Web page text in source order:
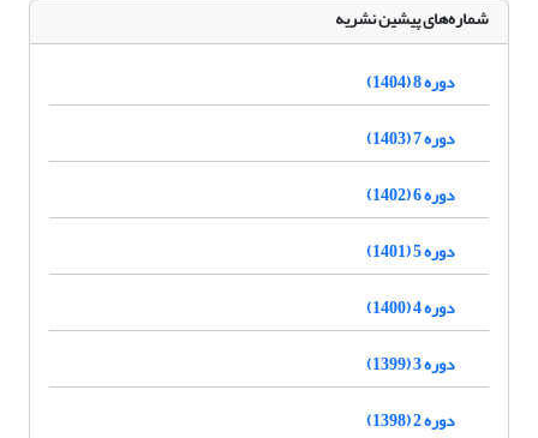
شماره‌های پیشین نشریه
دوره 8 (1404)
دوره 7 (1403)
دوره 6 (1402)
دوره 5 (1401)
دوره 4 (1400)
دوره 3 (1399)
دوره 2 (1398)